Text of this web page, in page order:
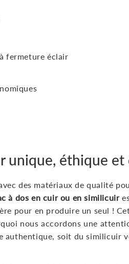
fermeture éclair
unique, éthique
des matériaux de qualité
à dos en cuir ou en similicuir
pour en produire un seul !
nous accordons une
authentique, soit du similicuir